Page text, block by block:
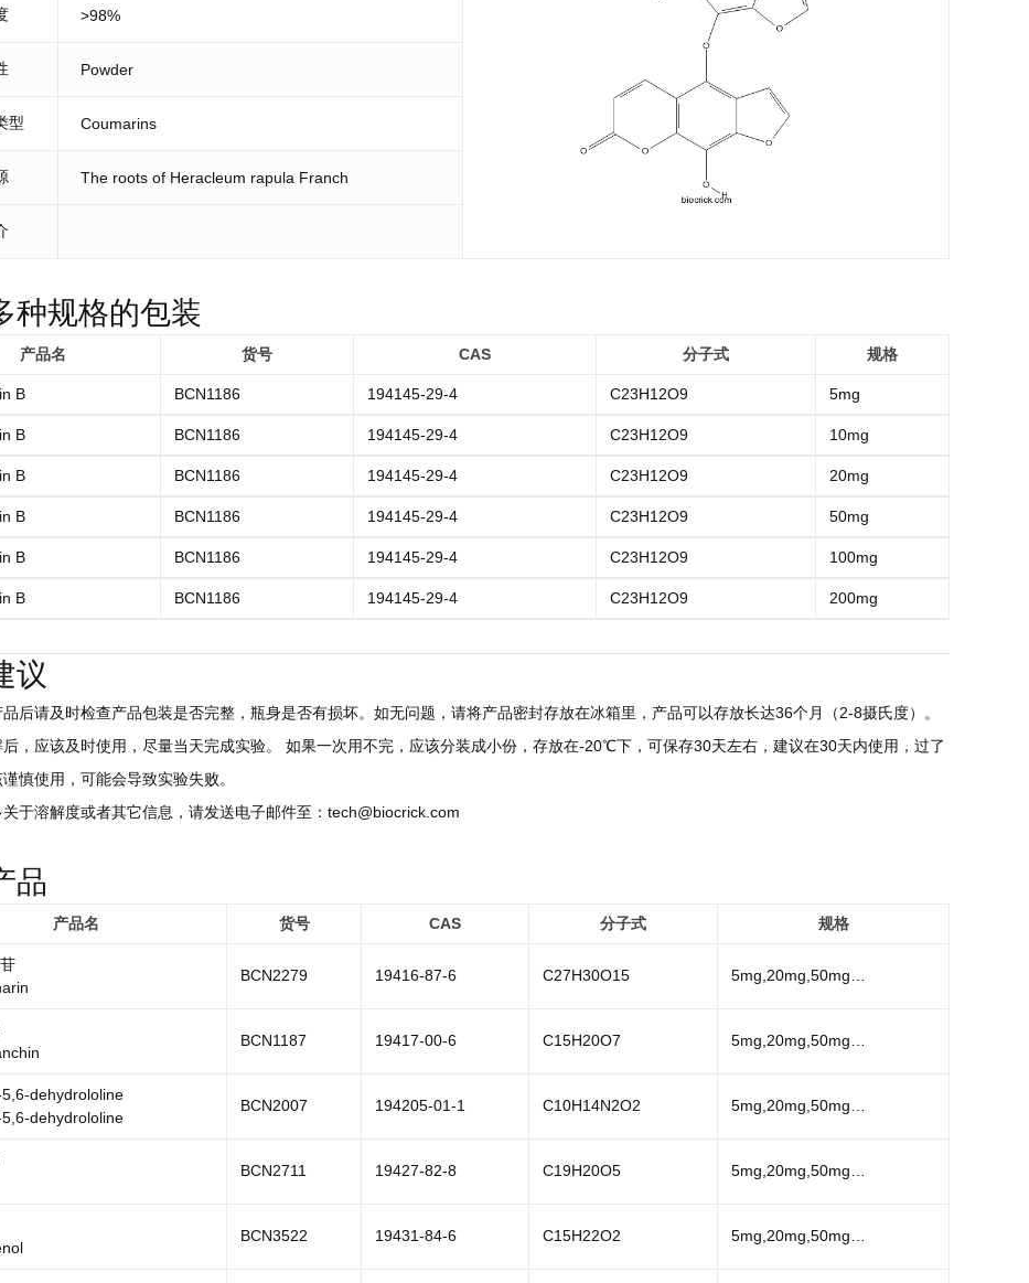
>98%
Powder
型 Coumarins
The roots of Heracleum rapula Franch
种规格的包装
产品名 货号 CAS 分子式 规格
B BCN1186 194145-29-4 C23H12O9 5mg
B BCN1186 194145-29-4 C23H12O9 10mg
B BCN1186 194145-29-4 C23H12O9 20mg
B BCN1186 194145-29-4 C23H12O9 50mg
B BCN1186 194145-29-4 C23H12O9 100mg
B BCN1186 194145-29-4 C23H12O9 200mg
议
后请及时检查产品包装是否完整，瓶身是否有损坏。如无问题，请将产品密封存放在冰箱里，产品可以存放长达36个月（2-8摄氏度）。
，应该及时使用，尽量当天完成实验。 如果一次用不完，应该分装成小份，存放在-20℃下，可保存30天左右，建议在30天内使用，过了
慎使用，可能会导致实验失败。
于溶解度或者其它信息，请发送电子邮件至：tech@biocrick.com
品
产品名 货号 CAS 分子式 规格
BCN2279 19416-87-6 C27H30O15 5mg,20mg,50mg…
BCN1187 19417-00-6 C15H20O7 5mg,20mg,50mg…
dehydrololine
dehydrololine
BCN2007 194205-01-1 C10H14N2O2 5mg,20mg,50mg…
BCN2711 19427-82-8 C19H20O5 5mg,20mg,50mg…
BCN3522 19431-84-6 C15H22O2 5mg,20mg,50mg…